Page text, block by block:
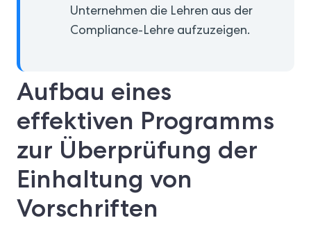
Unternehmen die Lehren aus der
Compliance-Lehre aufzuzeigen.
Aufbau eines
effektiven Programms
zur Überprüfung der
Einhaltung von
Vorschriften